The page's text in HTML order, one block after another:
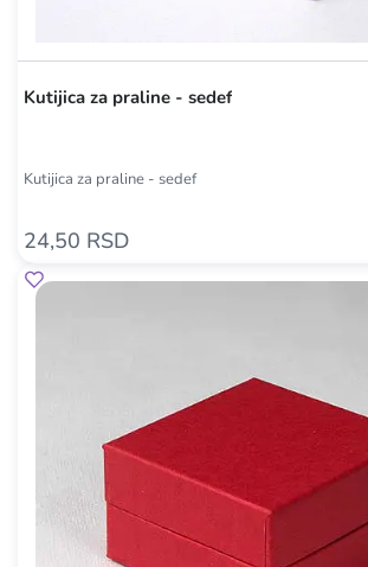
Kutijica za praline - sedef
Kutijica za praline - sedef
24,50 RSD